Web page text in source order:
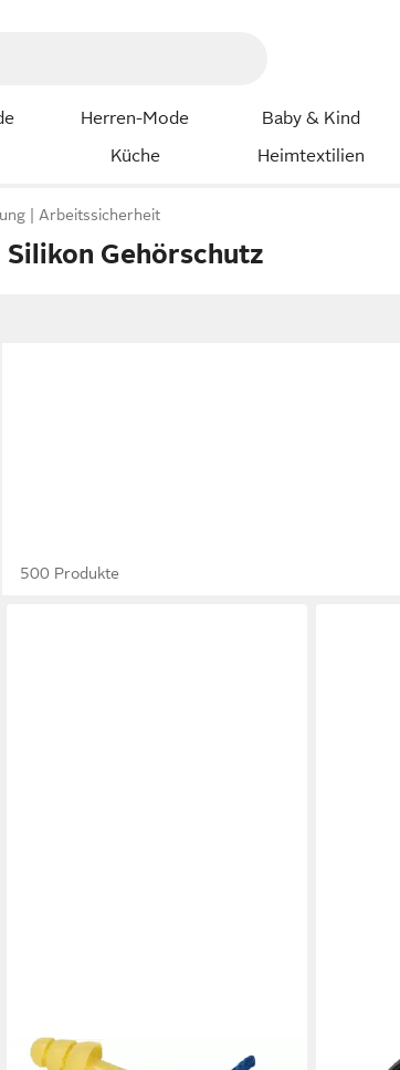
Herren-Mode Baby & Kind
Küche Heimtextilien
Arbeitssicherheit
Silikon Gehörschutz
500 Produkte
CONNEX JUMPEAK